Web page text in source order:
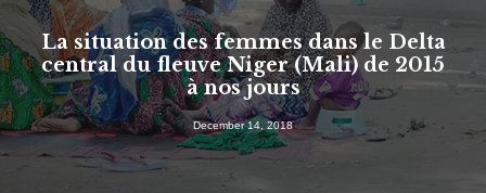
SEARCH
La situation des femmes dans le Delta
central du fleuve Niger (Mali) de 2015
à nos jours
December 14, 2018